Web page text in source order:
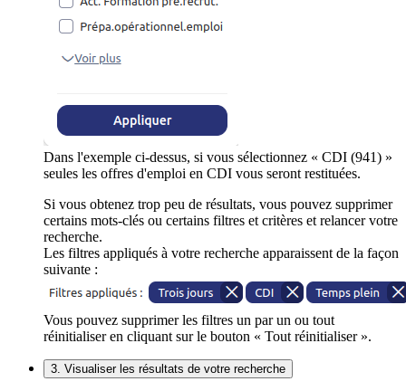
Dans l'exemple ci-dessus, si vous sélectionnez « CDI (941) »
seules les offres d'emploi en CDI vous seront restituées.
Si vous obtenez trop peu de résultats, vous pouvez supprimer
certains mots-clés ou certains filtres et critères et relancer votre
recherche.
Les filtres appliqués à votre recherche apparaissent de la façon
suivante :
Vous pouvez supprimer les filtres un par un ou tout
réinitialiser en cliquant sur le bouton « Tout réinitialiser ».
3. Visualiser les résultats de votre recherche